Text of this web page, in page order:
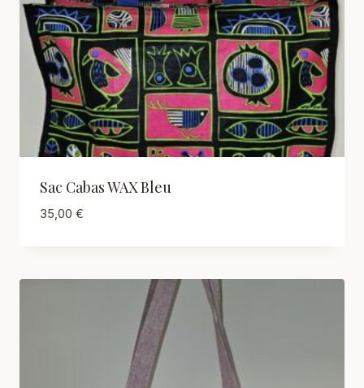
Sac Cabas WAX Bleu
35,00 €